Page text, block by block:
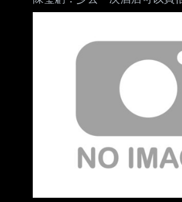
15:20 聯合報 記者劉懿萱／台
不吃」，引發各界批評。民進
梁文傑一同吃從台東空運而來
梁文傑表示，他語言表達失誤
的很少，並為傷害農民的心表
1000支鳳梨釋迦冰棒謝罪；陳
得少也沒有比較舒服啦」，並
就可以買很多鳳梨釋迦。 陳瑩
品嚐鳳梨釋迦冰棒，陳瑩說，